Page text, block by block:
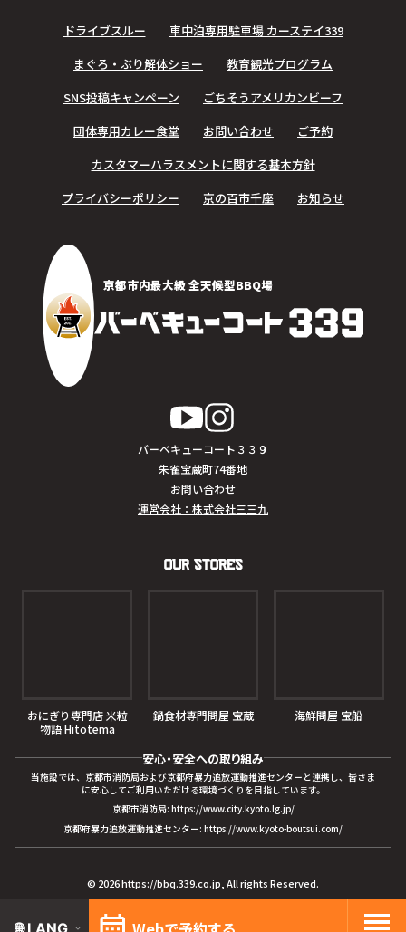
ドライブスルー
車中泊専用駐車場 カーステイ339
まぐろ・ぶり解体ショー
教育観光プログラム
SNS投稿キャンペーン
ごちそうアメリカンビーフ
団体専用カレー食堂
お問い合わせ
ご予約
カスタマーハラスメントに関する基本方針
プライバシーポリシー
京の百市千座 お知らせ
京都市内最大級 全天候型BBQ場
バーベキューコート３３９
朱雀宝蔵町74番地
お問い合わせ
運営会社：株式会社三三九
Our Stores
おにぎり専門店 米粒
物語 Hitotema
鍋食材専門問屋 宝蔵 海鮮問屋 宝船
安心・安全への取り組み
当施設では、京都市消防局および京都府暴力追放運動推進センターと連携し、皆さま
に安心してご利用いただける環境づくりを目指しています。
京都市消防局: https://www.city.kyoto.lg.jp/
京都府暴力追放運動推進センター: https://www.kyoto-boutsui.com/
© 2026https://bbq.339.co.jp, All rights Reserved.